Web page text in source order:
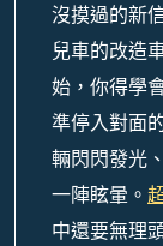
沒摸過的新
兒車的改造
始，你得學
準停入對面
輛閃閃發光
一陣眩暈。
中還要無理